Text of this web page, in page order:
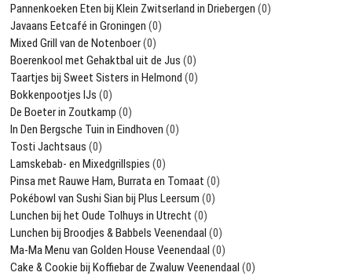
Pannenkoeken Eten bij Klein Zwitserland in Driebergen (0)
Javaans Eetcafé in Groningen (0)
Mixed Grill van de Notenboer(0)
Boerenkool met Gehaktbal uit de Jus (0)
Taartjes bij Sweet Sisters in Helmond (0)
Bokkenpootjes IJs (0)
De Boeter in Zoutkamp (0)
In Den Bergsche Tuin in Eindhoven (0)
Tosti Jachtsaus (0)
Lamskebab- en Mixedgrillspies (0)
Pinsa met Rauwe Ham, Burrata en Tomaat (0)
Pokébowl van Sushi Sian bij Plus Leersum (0)
Lunchen bij het Oude Tolhuys in Utrecht (0)
Lunchen bij Broodjes & Babbels Veenendaal (0)
Ma-Ma Menu van Golden House Veenendaal (0)
Cake & Cookie bij Koffiebar de Zwaluw Veenendaal (0)